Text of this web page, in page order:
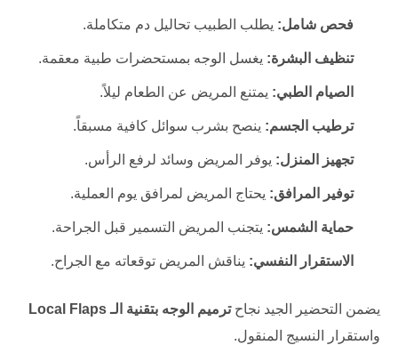
فحص شامل: يطلب الطبيب تحاليل دم متكاملة.
تنظيف البشرة: يغسل الوجه بمستحضرات طبية معقمة.
الصيام الطبي: يمتنع المريض عن الطعام ليلاً.
ترطيب الجسم: ينصح بشرب سوائل كافية مسبقاً.
تجهيز المنزل: يوفر المريض وسائد لرفع الرأس.
توفير المرافق: يحتاج المريض لمرافق يوم العملية.
حماية الشمس: يتجنب المريض التسمير قبل الجراحة.
الاستقرار النفسي: يناقش المريض توقعاته مع الجراح.
يضمن التحضير الجيد نجاحترميم الوجه بتقنية الـ Local Flaps
واستقرار النسيج المنقول.